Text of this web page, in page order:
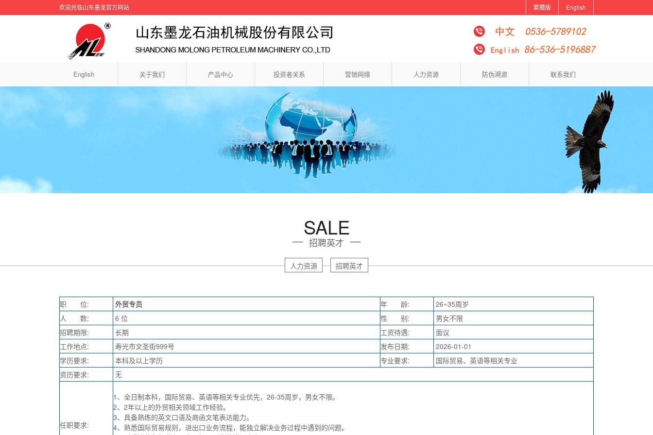
欢迎光临山东墨龙官方网站 English
繁體版
English 关于我们 产品中心 投资者关系 营销网络 人力资源 防伪溯源 联系我们
SALE
招聘英才
人力资源 招聘英才
职 位: 外贸专员 年 龄:
26~35周岁
人 数:
6 位 性 别:
男女不限
招聘期限:
长期 工资待遇:
面议
工作地点:
寿光市文圣街999号 发布日期:
2026-01-01
学历要求:
本科及以上学历 专业要求:
国际贸易、英语等相关专业
资历要求:
无
任职要求:
1、全日制本科，国际贸易、英语等相关专业优先，26-35周岁，男女不限。
2、2年以上的外贸相关领域工作经验。
3、具备熟练的英文口语及商函文笔表达能力。
4、熟悉国际贸易规则，进出口业务流程，能独立解决业务过程中遇到的问题。